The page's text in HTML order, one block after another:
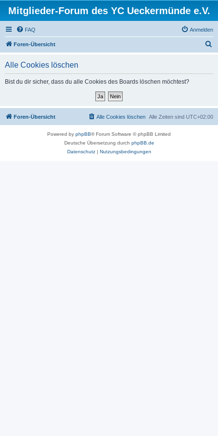
Mitglieder-Forum des YC Ueckermünde e.V.
FAQ Anmelden
Foren-Übersicht
Alle Cookies löschen
Bist du dir sicher, dass du alle Cookies des Boards löschen möchtest?
Foren-Übersicht Alle Zeiten sind UTC+02:00
Alle Cookies löschen
Powered by phpBB® Forum Software © phpBB Limited
Deutsche Übersetzung durch phpBB.de
Datenschutz| Nutzungsbedingungen